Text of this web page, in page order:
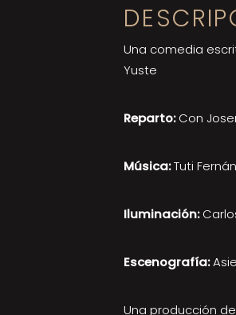
Una comedia
Yuste
Reparto:Con
Música:Tuti
Iluminación:
Escenografía:
Una producción